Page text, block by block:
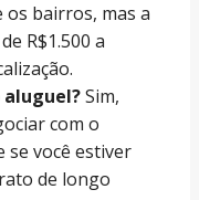
bairros, mas a
R$1.500 a
aluguel?Sim,
com o
você estiver
de longo